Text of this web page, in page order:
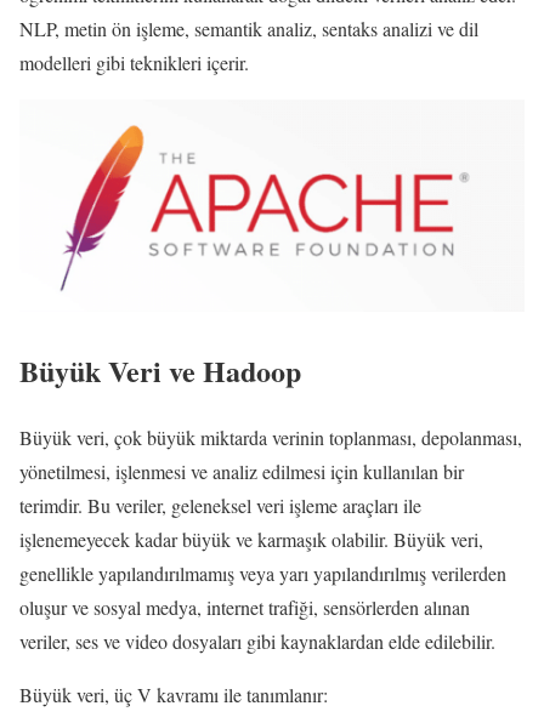
NLP, metin ön işleme, semantik analiz, sentaks analizi ve dil
modelleri gibi teknikleri içerir.
Büyük Veri ve Hadoop
Büyük veri, çok büyük miktarda verinin toplanması, depolanması,
yönetilmesi, işlenmesi ve analiz edilmesi için kullanılan bir
terimdir. Bu veriler, geleneksel veri işleme araçları ile
işlenemeyecek kadar büyük ve karmaşık olabilir. Büyük veri,
genellikle yapılandırılmamış veya yarı yapılandırılmış verilerden
oluşur ve sosyal medya, internet trafiği, sensörlerden alınan
veriler, ses ve video dosyaları gibi kaynaklardan elde edilebilir.
Büyük veri, üç V kavramı ile tanımlanır: